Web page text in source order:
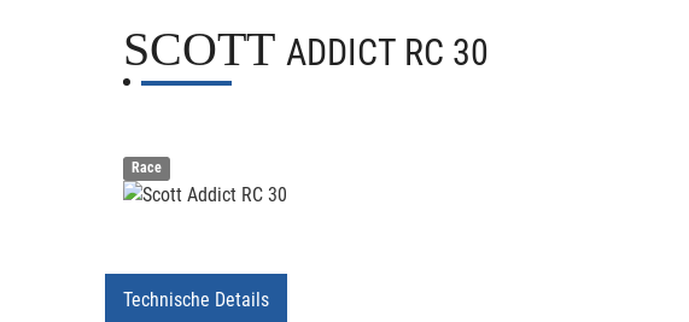
SCOTT ADDICT RC 30
Race
Technische Details